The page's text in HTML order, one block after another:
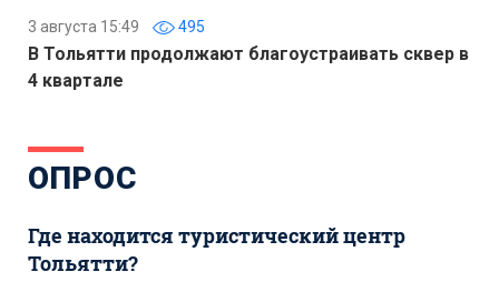
3 августа 15:49 495
В Тольятти продолжают благоустраивать сквер в
4 квартале
ОПРОС
Где находится туристический центр
Тольятти?